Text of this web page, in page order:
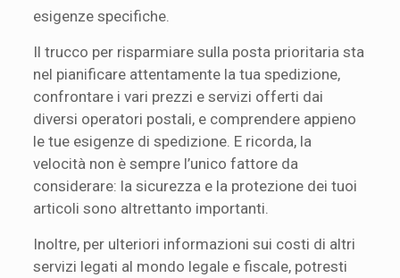
esigenze specifiche.
Il trucco per risparmiare sulla posta prioritaria sta
nel pianificare attentamente la tua spedizione,
confrontare i vari prezzi e servizi offerti dai
diversi operatori postali, e comprendere appieno
le tue esigenze di spedizione. E ricorda, la
velocità non è sempre l’unico fattore da
considerare: la sicurezza e la protezione dei tuoi
articoli sono altrettanto importanti.
Inoltre, per ulteriori informazioni sui costi di altri
servizi legati al mondo legale e fiscale, potresti